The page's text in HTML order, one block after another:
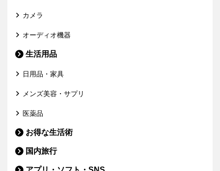
カメラ
オーディオ機器
生活用品
日用品・家具
メンズ美容・サプリ
医薬品
お得な生活術
国内旅行